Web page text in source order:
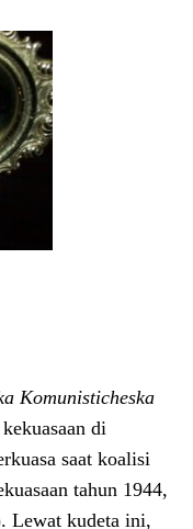
Komunisticheska
di
saat koalisi
tahun 1944,
Lewat kudeta ini,